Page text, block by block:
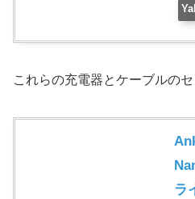
これらの充電器とケーブルのセ
ラ